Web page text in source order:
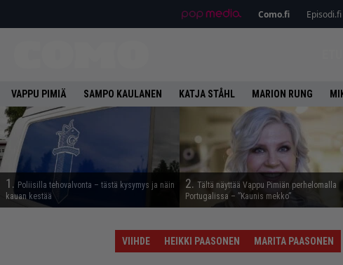
Como.fi Episodi.fi
VAPPU PIMIÄ SAMPO KAULANEN KATJA STÅHL MARION RUNG
1. Poliisilla tehovalvonta – tästä kysymys ja näin
kauan kestää
2. Tältä näyttää Vappu Pimiän perhelomalla
Portugalissa – ”Kaunis mekko”
VIIHDE HEIKKI PAASONEN MARITA PAASONEN